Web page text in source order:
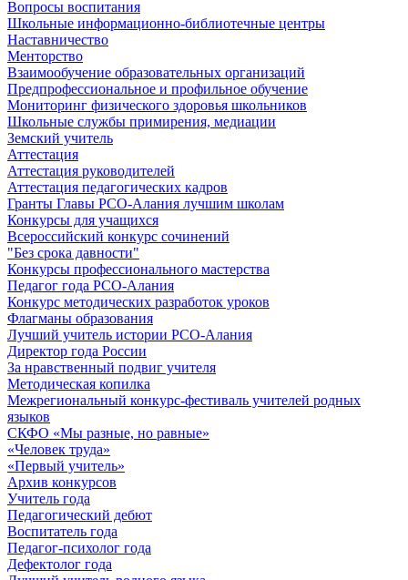
Вопросы воспитания
Школьные информационно-библиотечные центры
Наставничество
Менторство
Взаимообучение образовательных организаций
Предпрофессиональное и профильное обучение
Мониторинг физического здоровья школьников
Школьные службы примирения, медиации
Земский учитель
Аттестация
Аттестация руководителей
Аттестация педагогических кадров
Гранты Главы РСО-Алания лучшим школам
Конкурсы для учащихся
Всероссийский конкурс сочинений
"Без срока давности"
Конкурсы профессионального мастерства
Педагог года РСО-Алания
Конкурс методических разработок уроков
Флагманы образования
Лучший учитель истории РСО-Алания
Директор года России
За нравственный подвиг учителя
Методическая копилка
Межрегиональный конкурс-фестиваль учителей родных
языков
СКФО «Мы разные, но равные»
«Человек труда»
«Первый учитель»
Архив конкурсов
Учитель года
Педагогический дебют
Воспитатель года
Педагог-психолог года
Дефектолог года